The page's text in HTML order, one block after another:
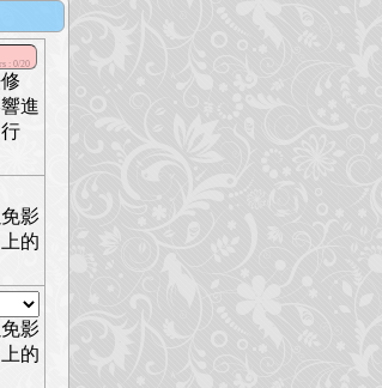
:0/20
進
影
的
影
的